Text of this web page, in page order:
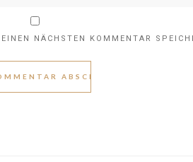
NÄCHSTEN KOMMENTAR